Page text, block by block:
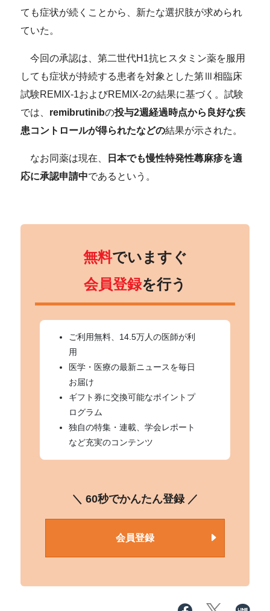
ても症状が続くことから、新たな選択肢が求められ
ていた。
今回の承認は、第二世代H1抗ヒスタミン薬を服用
しても症状が持続する患者を対象とした第Ⅲ相臨床
試験REMIX-1およびREMIX-2の結果に基づく。試験
では、 remibrutinibの投与2週経過時点から良好な疾
患コントロールが得られたなどの結果が示された。
なお同薬は現在、
日本でも慢性特発性蕁麻疹を適
応に承認申請中であるという。
無料でいますぐ
会員登録を行う
ご利用無料、14.5万人の医師が利
用
医学・医療の最新ニュースを毎日
お届け
ギフト券に交換可能なポイントプ
ログラム
独自の特集・連載、学会レポート
など充実のコンテンツ
＼ 60秒でかんたん登録 ／
会員登録